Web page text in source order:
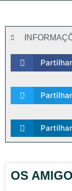
OS